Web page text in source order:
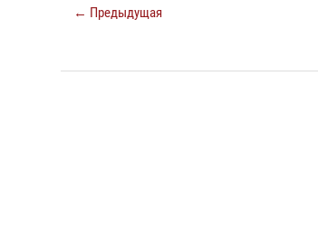
← Предыдущая